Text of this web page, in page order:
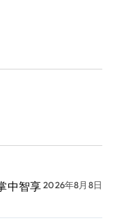
中智享2026年8月8日